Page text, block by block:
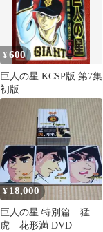
¥600
巨人の星 KCSP版 第7集
初版
¥ 18,000
巨人の星 特別篇 猛
虎 花形満 DVD